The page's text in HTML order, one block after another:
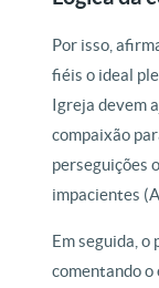
Por isso,
fiéis o ideal
Igreja devem
compaixão
perseguições
impacientes
Em seguida, o
comentando